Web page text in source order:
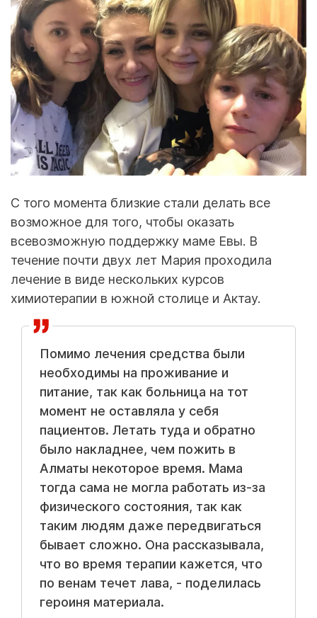
С того момента близкие стали делать все
возможное для того, чтобы оказать
всевозможную поддержку маме Евы. В
течение почти двух лет Мария проходила
лечение в виде нескольких курсов
химиотерапии в южной столице и Актау.
Помимо лечения средства были
необходимы на проживание и
питание, так как больница на тот
момент не оставляла у себя
пациентов. Летать туда и обратно
было накладнее, чем пожить в
Алматы некоторое время. Мама
тогда сама не могла работать из-за
физического состояния, так как
таким людям даже передвигаться
бывает сложно. Она рассказывала,
что во время терапии кажется, что
по венам течет лава, - поделилась
героиня материала.